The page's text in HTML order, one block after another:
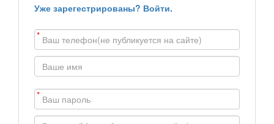
Уже зарегестрированы? Войти.
*
*